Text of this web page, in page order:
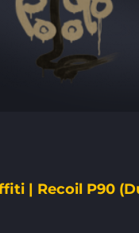
| Recoil P90